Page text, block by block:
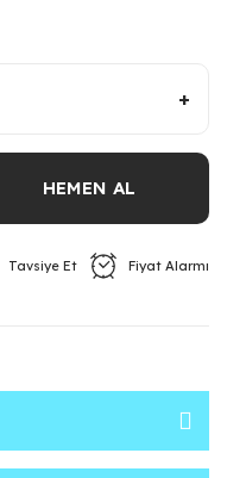
+
HEMEN AL
Tavsiye Et Fiyat Alarmı